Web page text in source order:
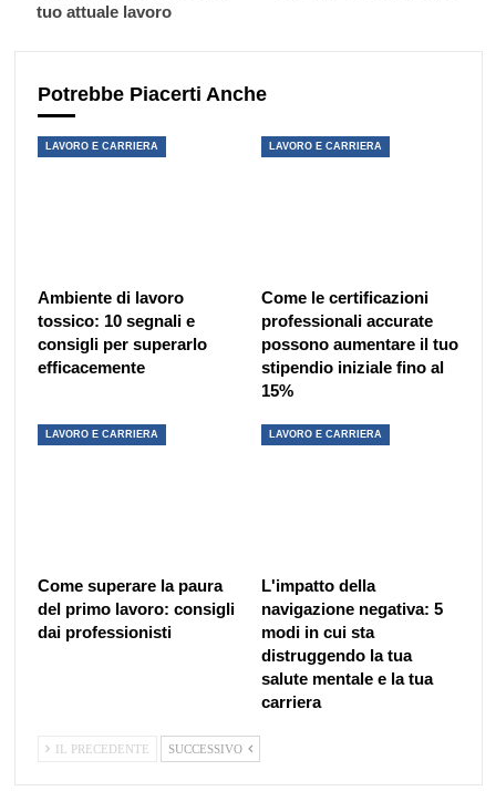
tuo attuale lavoro
Potrebbe Piacerti Anche
LAVORO E CARRIERA
Ambiente di lavoro
tossico: 10 segnali e
consigli per superarlo
efficacemente
LAVORO E CARRIERA
Come le certificazioni
professionali accurate
possono aumentare il tuo
stipendio iniziale fino al
15%
LAVORO E CARRIERA
Come superare la paura
del primo lavoro: consigli
dai professionisti
LAVORO E CARRIERA
L'impatto della
navigazione negativa: 5
modi in cui sta
distruggendo la tua
salute mentale e la tua
carriera
IL PRECEDENTE SUCCESSIVO